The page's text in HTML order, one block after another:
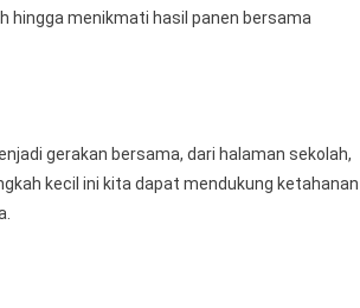
hingga menikmati hasil panen bersama
gerakan bersama, dari halaman sekolah,
kecil ini kita dapat mendukung ketahanan